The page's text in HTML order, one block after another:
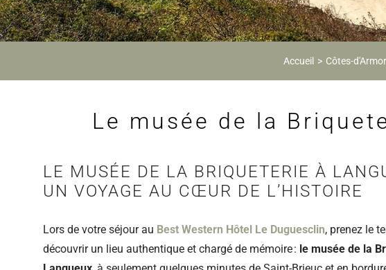
Accueil Côtes-d'Armor
Le musée de la
LE MUSÉE DE LA BRIQUETERIE À
UN VOYAGE AU CŒUR DE L’HISTOIRE
Lors de votre séjour au Best Western Hôtel Le Duguesclin, prenez le
découvrir un lieu authentique et chargé de mémoire : le musée de la